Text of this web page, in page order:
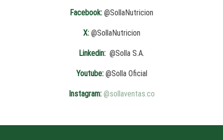
Facebook: @SollaNutricion
X: @SollaNutricion
Linkedin: @Solla S.A.
Youtube:@Solla Oficial
Instagram:@sollaventas.co